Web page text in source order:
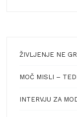
ŽIVLJENJE NE
MOČ MISLI –
INTERVJU ZA